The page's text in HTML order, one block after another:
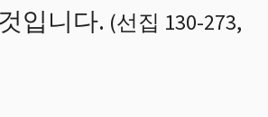
입니다. (선집 130-273,